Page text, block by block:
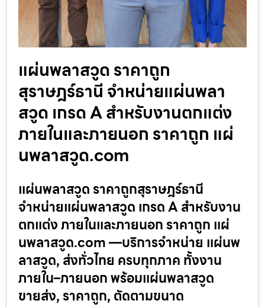
แผ่นพลาสวูด ราคาถูก
สุราษฎร์ธานี จำหน่ายแผ่นพลา
สวูด เกรด A สำหรับงานตกแต่ง
ภายในและภายนอก ราคาถูก แผ่
นพลาสวูด.com
แผ่นพลาสวูด ราคาถูกสุราษฎร์ธานี
จำหน่ายแผ่นพลาสวูด เกรด A สำหรับงาน
ตกแต่ง ภายในและภายนอก ราคาถูก แผ่
นพลาสวูด.com —บริการจำหน่าย แผ่นพ
ลาสวูด, ส่งทั่วไทย ครบทุกภาค ทั้งงาน
ภายใน–ภายนอก พร้อมแผ่นพลาสวูด
ขายส่ง, ราคาถูก, ตัดตามขนาด